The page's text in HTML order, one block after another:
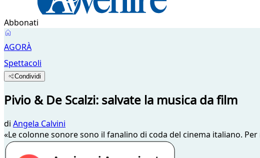
Abbonati
AGORÀ
Spettacoli
Condividi
Pivio & De Scalzi: salvate la musica da film
di Angela Calvini
«Le colonne sonore sono il fanalino di coda del cinema italiano.